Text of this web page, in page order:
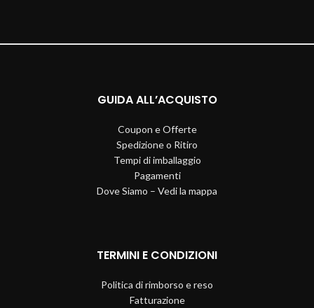
GUIDA ALL’ACQUISTO
Coupon e Offerte
Spedizione o Ritiro
Tempi di imballaggio
Pagamenti
Dove Siamo – Vedi la mappa
TERMINI E CONDIZIONI
Politica di rimborso e reso
Fatturazione